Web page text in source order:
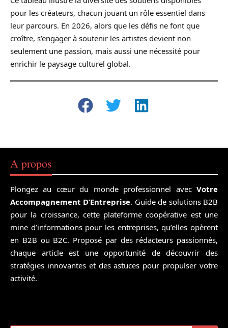
pour les créateurs, chacun jouant un rôle essentiel dans
leur parcours. En 2026, alors que les défis ne font que
croître, s’engager à soutenir les artistes devient non
seulement une passion, mais aussi une nécessité pour
enrichir le paysage culturel global.
A propos
Plongez au cœur du monde professionnel avec Votre
Accompagnement D’Entreprise. Guide de solutions B2B
pour la croissance, cette plateforme coopérative est une
mine d’informations pour les entreprises, qu’elles opèrent
en B2B ou B2C. Proposé par des rédacteurs passionnés,
chaque article est une opportunité de découvrir des
stratégies innovantes et des astuces pour propulser votre
activité.